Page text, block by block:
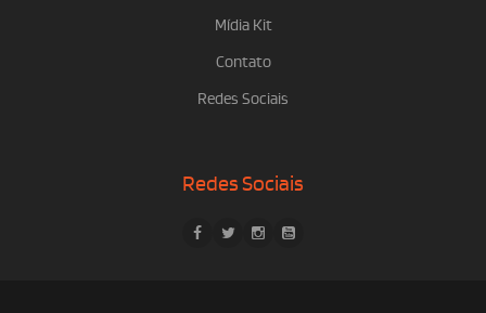
Mídia Kit
Contato
Redes Sociais
Redes Sociais